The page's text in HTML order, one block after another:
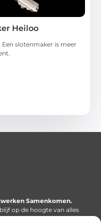
Heiloo
slotenmaker is meer
Samenkomen.
op de hoogte van alles
wereld.